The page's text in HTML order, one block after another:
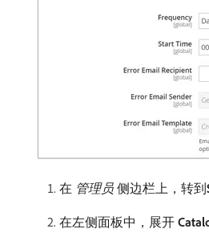
在​ 管理员 ​侧边栏上，转到​
在左侧面板中，展开​